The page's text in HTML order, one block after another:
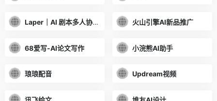
Laper｜AI 剧本多人协作平台 火山引擎AI新品推广
68爱写-AI论文写作 小浣熊AI助手
琅琅配音 Updream视频